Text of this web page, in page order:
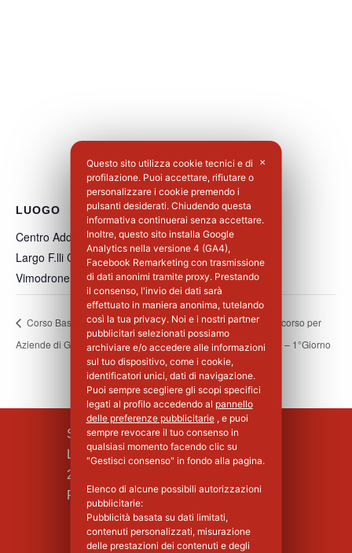
LUOGO
Centro Addestramento Vimodrone
Largo F.lli Cervi, 8
Vimodrone
MI 20900 Italia + Google Maps
Corso Base Primo Soccorso per
Aziende di Gruppo B e C – 1°Giorno
Corso Base Primo Soccorso per
Aziende di Gruppo B e C – 1°Giorno
SILPA S.R.L.
Largo F.lli Cervi, 8
20090 Vimodrone (MI)
Piva : 02339750966 - MI 1427008
✕
Questo sito utilizza cookie tecnici e di
profilazione. Puoi accettare, rifiutare o
personalizzare i cookie premendo i
pulsanti desiderati. Chiudendo questa
informativa continuerai senza accettare.
Inoltre, questo sito installa Google
Analytics nella versione 4 (GA4),
Facebook Remarketing con trasmissione
di dati anonimi tramite proxy. Prestando
il consenso, l'invio dei dati sarà
effettuato in maniera anonima, tutelando
così la tua privacy. Noi e i nostri partner
pubblicitari selezionati possiamo
archiviare e/o accedere alle informazioni
sul tuo dispositivo, come i cookie,
identificatori unici, dati di navigazione.
Puoi sempre scegliere gli scopi specifici
legati al profilo accedendo al pannello
delle preferenze pubblicitarie, e puoi
sempre revocare il tuo consenso in
qualsiasi momento facendo clic su
"Gestisci consenso" in fondo alla pagina.
Elenco di alcune possibili autorizzazioni
pubblicitarie:
Pubblicità basata su dati limitati,
contenuti personalizzati, misurazione
delle prestazioni dei contenuti e degli